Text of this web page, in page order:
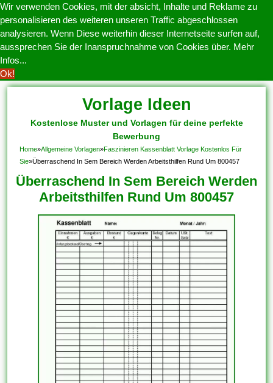
Wir verwenden Cookies, mit der absicht, Inhalte und Reklame zu
personalisieren des weiteren unseren Traffic abgeschlossen
analysieren. Wenn Diese weiterhin dieser Internetseite surfen auf,
aussprechen Sie der Inanspruchnahme von Cookies über. Mehr
Infos...
Ok!
Vorlage Ideen
Kostenlose Muster und Vorlagen für deine perfekte
Bewerbung
Home»Allgemeine Vorlagen»Faszinieren Kassenblatt Vorlage Kostenlos Für
Sie»Überraschend In Sem Bereich Werden Arbeitsthilfen Rund Um 800457
Überraschend In Sem Bereich Werden
Arbeitsthilfen Rund Um 800457